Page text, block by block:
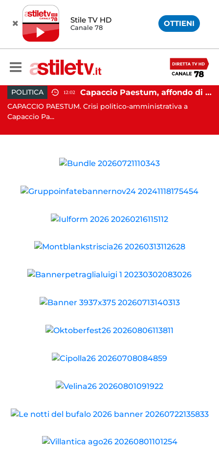
Stile TV HD
Canale 78 OTTIENI
POLITICA 12:02 Capaccio Paestum, affondo di Forza Italia: "Paolino è arrivato al capolinea"
CAPACCIO PAESTUM. Crisi politico-amministrativa a
Capaccio Pa...